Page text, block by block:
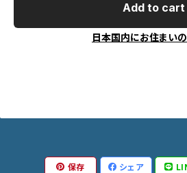
Add to cart
日本国内にお住まい
保存 シェア